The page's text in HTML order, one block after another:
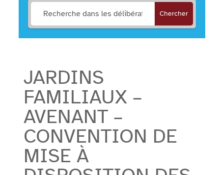
Chercher
JARDINS
FAMILIAUX –
AVENANT –
CONVENTION DE
MISE À